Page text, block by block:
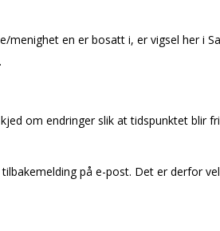
menighet en er bosatt i, er vigsel her i
om endringer slik at tidspunktet blir
på e-post. Det er derfor